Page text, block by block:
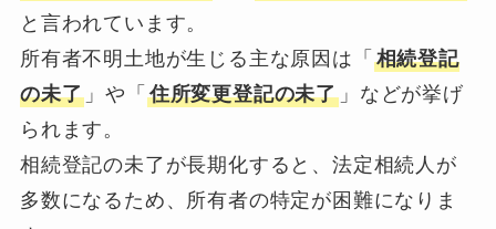
と言われています。
所有者不明土地が生じる主な原因は「 相続登記
の未了 」や「 住所変更登記の未了 」などが挙げ
られます。
相続登記の未了が長期化すると、法定相続人が
多数になるため、所有者の特定が困難になりま